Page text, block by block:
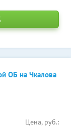
ОБ на Чкалова
Цена, руб.: